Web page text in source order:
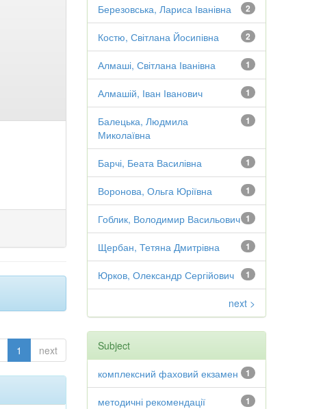
1 next
2
Березовська, Лариса Іванівна
2
Костю, Світлана Йосипівна
1
Алмаші, Світлана Іванівна
1
Алмашій, Іван Іванович
1
Балецька, Людмила
Миколаївна
1
Барчі, Беата Василівна
1
Воронова, Ольга Юріївна
1
Гоблик, Володимир Васильович
1
Щербан, Тетяна Дмитрівна
1
Юрков, Олександр Сергійович
next >
Subject
1
комплексний фаховий екзамен
1
методичні рекомендації